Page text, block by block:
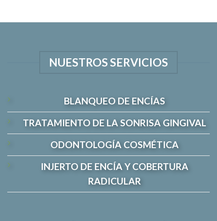
NUESTROS SERVICIOS
BLANQUEO DE ENCÍAS
TRATAMIENTO DE LA SONRISA GINGIVAL
ODONTOLOGÍA COSMÉTICA
INJERTO DE ENCÍA Y COBERTURA
RADICULAR